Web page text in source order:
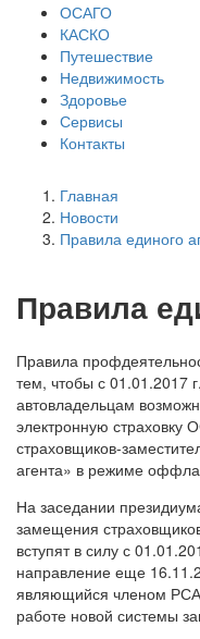
ОСАГО
КАСКО
Путешествие
Недвижимость
Здоровье
Сервисы
Контакты
Главная
Новости
Правила единого
Правила
Правила
тем, чтобы с 01.01.2017
автовладельцам
электронную страховку
страховщиков-
агента» в режиме
На заседании
замещения
вступят в силу с
направление еще
являющийся членом
работе новой системы